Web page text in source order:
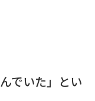
でいた」とい